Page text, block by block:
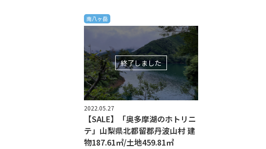
南八ヶ岳
終了しました
2022.05.27
【SALE】「奥多摩湖のホトリニ
テ」山梨県北都留郡丹波山村 建
物187.61㎡/土地459.81㎡